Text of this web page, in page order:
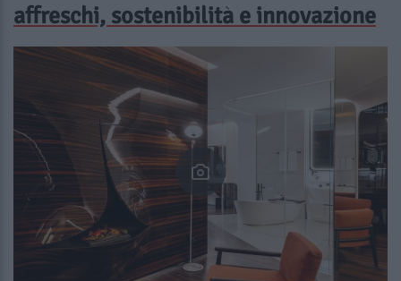
affreschi, sostenibilità e innovazione